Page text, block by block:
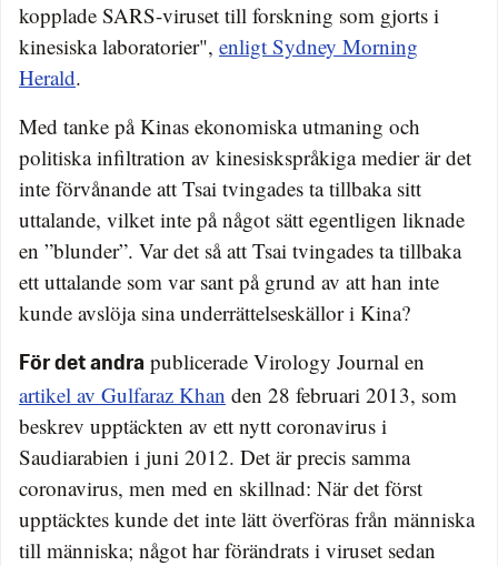
kopplade SARS-viruset till forskning som gjorts i
kinesiska laboratorier", enligt Sydney Morning
Herald.
Med tanke på Kinas ekonomiska utmaning och
politiska infiltration av kinesiskspråkiga medier är det
inte förvånande att Tsai tvingades ta tillbaka sitt
uttalande, vilket inte på något sätt egentligen liknade
en ”blunder”. Var det så att Tsai tvingades ta tillbaka
ett uttalande som var sant på grund av att han inte
kunde avslöja sina underrättelseskällor i Kina?
För det andra publicerade Virology Journal en
artikel av Gulfaraz Khan den 28 februari 2013, som
beskrev upptäckten av ett nytt coronavirus i
Saudiarabien i juni 2012. Det är precis samma
coronavirus, men med en skillnad: När det först
upptäcktes kunde det inte lätt överföras från människa
till människa; något har förändrats i viruset sedan